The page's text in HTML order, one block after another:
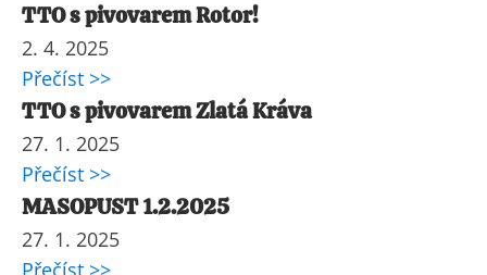
TTO s pivovarem Rotor!
2. 4. 2025
Přečíst >>
TTO s pivovarem Zlatá Kráva
27. 1. 2025
Přečíst >>
MASOPUST 1.2.2025
27. 1. 2025